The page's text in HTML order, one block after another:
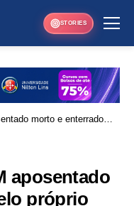
STORIES
morto e enterrado
aposentado
próprio